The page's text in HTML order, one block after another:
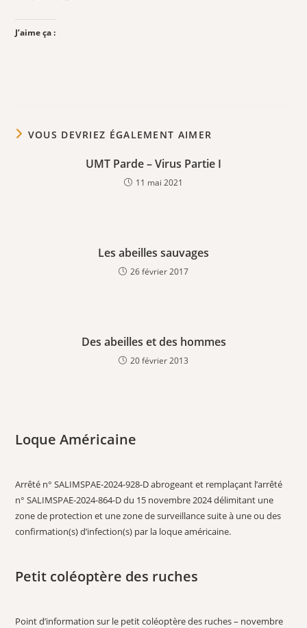
J’aime ça :
VOUS DEVRIEZ ÉGALEMENT AIMER
UMT Parde – Virus Partie I
11 mai 2021
Les abeilles sauvages
26 février 2017
Des abeilles et des hommes
20 février 2013
Loque Américaine
Arrêté n° SALIMSPAE-2024-928-D abrogeant et remplaçant l’arrêté
n° SALIMSPAE-2024-864-D du 15 novembre 2024 délimitant une
zone de protection et une zone de surveillance suite à une ou des
confirmation(s) d’infection(s) par la loque américaine.
Petit coléoptère des ruches
Point d’information sur le petit coléoptère des ruches – novembre